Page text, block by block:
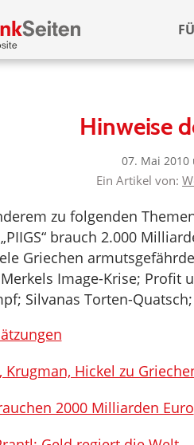
Hinweise
07. Mai 2010
Ein Artikel von:
zu folgenden
brauch 2.000
Griechen
Image-Krise; Profit
Silvanas Torten-
Krugman, Hickel zu
2000 Milliarden Euro